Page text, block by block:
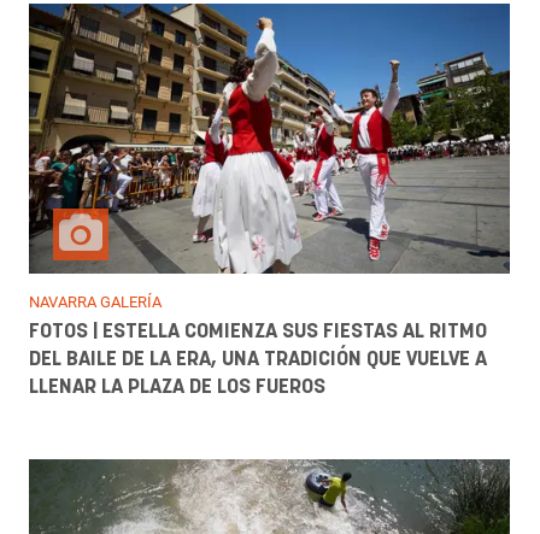
NAVARRA GALERÍA
FOTOS | ESTELLA COMIENZA SUS FIESTAS AL RITMO
DEL BAILE DE LA ERA, UNA TRADICIÓN QUE VUELVE A
LLENAR LA PLAZA DE LOS FUEROS